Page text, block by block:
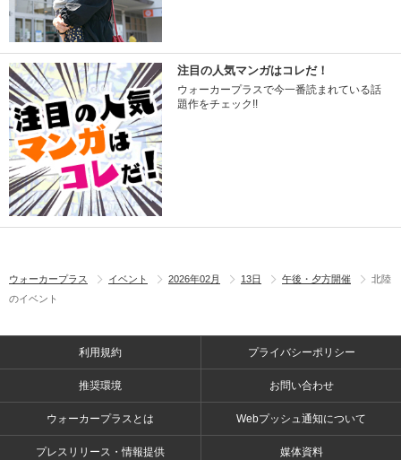
注目の人気マンガはコレだ！
ウォーカープラスで今一番読まれている話
題作をチェック!!
ウォーカープラス イベント 2026年02月 13日 午後・夕方開催
北陸
のイベント
利用規約 プライバシーポリシー
推奨環境 お問い合わせ
ウォーカープラスとは Webプッシュ通知について
プレスリリース・情報提供 媒体資料